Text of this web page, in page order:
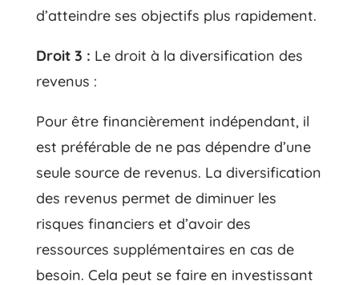
d’atteindre ses objectifs plus rapidement.
Droit 3 : Le droit à la diversification des
revenus :
Pour être financièrement indépendant, il
est préférable de ne pas dépendre d’une
seule source de revenus. La diversification
des revenus permet de diminuer les
risques financiers et d’avoir des
ressources supplémentaires en cas de
besoin. Cela peut se faire en investissant